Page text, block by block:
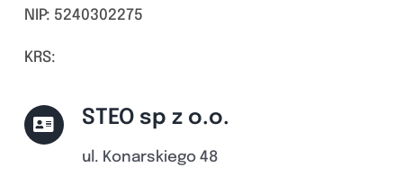
NIP: 5240302275
KRS:
STEO sp z o.o.
ul. Konarskiego 48